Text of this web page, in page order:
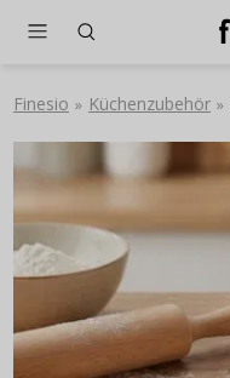
Finesio » Küchenzubehör »